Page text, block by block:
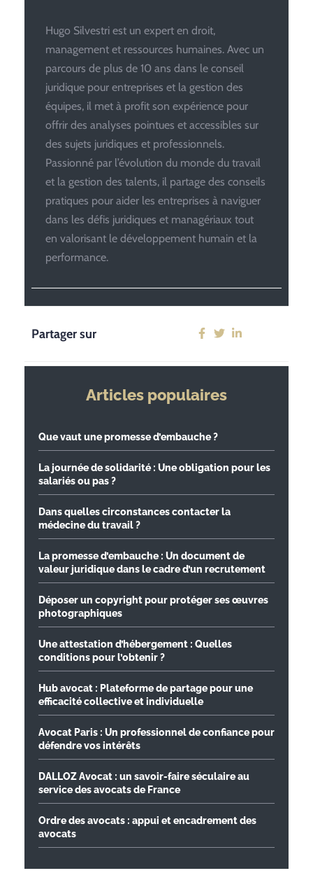
Hugo Silvestri est un expert en droit,
management et ressources humaines. Avec un
parcours de plus de 10 ans dans le conseil
juridique pour entreprises et la gestion des
équipes, il met à profit son expérience pour
offrir des analyses pointues et accessibles sur
des sujets juridiques et professionnels.
Passionné par l’évolution du monde du travail
et la gestion des talents, il partage des conseils
pratiques pour aider les entreprises à naviguer
dans les défis juridiques et managériaux tout
en valorisant le développement humain et la
performance.
Partager sur
Articles populaires
Que vaut une promesse d’embauche ?
La journée de solidarité : Une obligation pour les
salariés ou pas ?
Dans quelles circonstances contacter la
médecine du travail ?
La promesse d’embauche : Un document de
valeur juridique dans le cadre d’un recrutement
Déposer un copyright pour protéger ses œuvres
photographiques
Une attestation d’hébergement : Quelles
conditions pour l’obtenir ?
Hub avocat : Plateforme de partage pour une
efficacité collective et individuelle
Avocat Paris : Un professionnel de confiance pour
défendre vos intérêts
DALLOZ Avocat : un savoir-faire séculaire au
service des avocats de France
Ordre des avocats : appui et encadrement des
avocats